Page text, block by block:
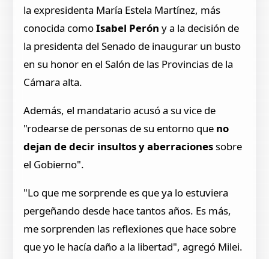
la expresidenta María Estela Martínez, más
conocida comoIsabel Peróny a la decisión de
la presidenta del Senado de inaugurar un busto
en su honor en el Salón de las Provincias de la
Cámara alta.
Además, el mandatario acusó a su vice de
"rodearse de personas de su entorno que no
dejan de decir insultos y aberracionessobre
el Gobierno".
"Lo que me sorprende es que ya lo estuviera
pergeñando desde hace tantos años. Es más,
me sorprenden las reflexiones que hace sobre
que yo le hacía daño a la libertad", agregó Milei.